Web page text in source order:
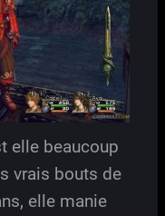
elle beaucoup
vrais bouts de
elle manie